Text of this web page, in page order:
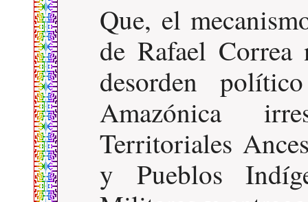
Que, el
de Rafael
desorden
Amazónica
Territoriales
y Pueblos